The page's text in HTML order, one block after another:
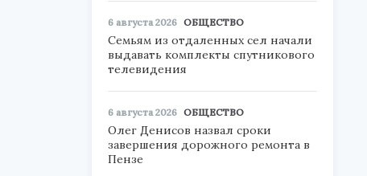
6 августа 2026 ОБЩЕСТВО
Семьям из отдаленных сел начали
выдавать комплекты спутникового
телевидения
6 августа 2026 ОБЩЕСТВО
Олег Денисов назвал сроки
завершения дорожного ремонта в
Пензе